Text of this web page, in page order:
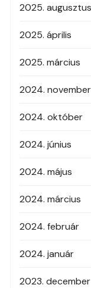
2025. augusztus
2025. április
2025. március
2024. november
2024. október
2024. június
2024. május
2024. március
2024. február
2024. január
2023. december